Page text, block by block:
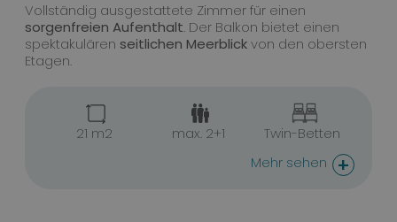
Vollständig ausgestattete Zimmer für einen
sorgenfreien Aufenthalt. Der Balkon bietet einen
spektakulären seitlichen Meerblickvon den obersten
Etagen.
21 m2 max. 2+1
Twin-Betten
Mehr sehen +